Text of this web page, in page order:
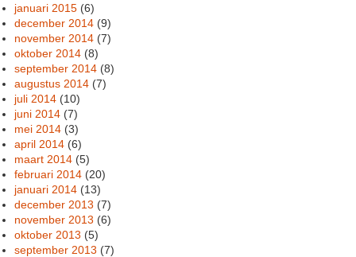
januari 2015 (6)
december 2014 (9)
november 2014 (7)
oktober 2014 (8)
september 2014 (8)
augustus 2014 (7)
juli 2014 (10)
juni 2014 (7)
mei 2014 (3)
april 2014 (6)
maart 2014 (5)
februari 2014 (20)
januari 2014 (13)
december 2013 (7)
november 2013 (6)
oktober 2013 (5)
september 2013 (7)